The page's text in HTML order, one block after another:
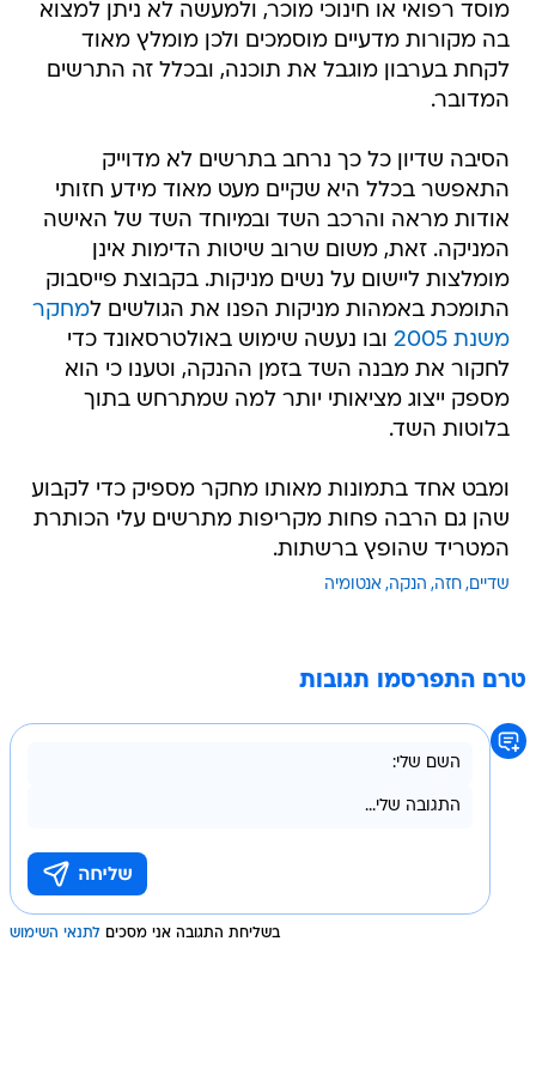
מוסד רפואי או חינוכי מוכר, ולמעשה לא ניתן למצוא
בה מקורות מדעיים מוסמכים ולכן מומלץ מאוד
לקחת בערבון מוגבל את תוכנה, ובכלל זה התרשים
המדובר.
הסיבה שדיון כל כך נרחב בתרשים לא מדוייק
התאפשר בכלל היא שקיים מעט מאוד מידע חזותי
אודות מראה והרכב השד ובמיוחד השד של האישה
המניקה. זאת, משום שרוב שיטות הדימות אינן
מומלצות ליישום על נשים מניקות. בקבוצת פייסבוק
התומכת באמהות מניקות הפנו את הגולשים למחקר
משנת 2005
ובו נעשה שימוש באולטרסאונד כדי
לחקור את מבנה השד בזמן ההנקה, וטענו כי הוא
מספק ייצוג מציאותי יותר למה שמתרחש בתוך
בלוטות השד.
ומבט אחד בתמונות מאותו מחקר מספיק כדי לקבוע
שהן גם הרבה פחות מקריפות מתרשים עלי הכותרת
המטריד שהופץ ברשתות.
שדיים חזה הנקה אנטומיה
טרם התפרסמו תגובות
בשליחת התגובה אני מסכים לתנאי השימוש